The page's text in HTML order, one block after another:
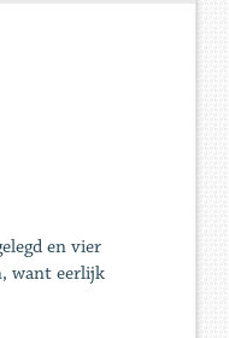
en vier
want eerlijk